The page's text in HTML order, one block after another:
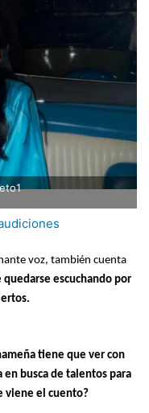
voz, también cuenta
escuchando por
tiene que ver con
busca de talentos para
viene el cuento?